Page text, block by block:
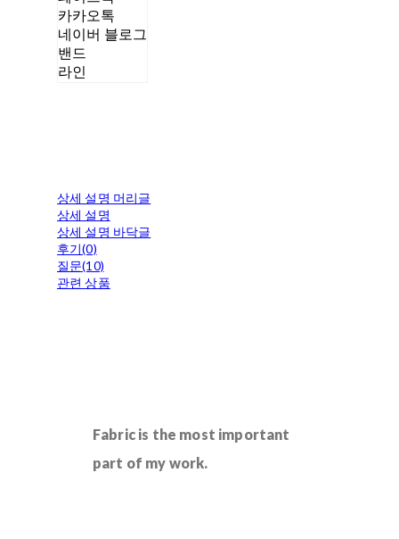
카카오톡
네이버 블로그
밴드
라인
상세 설명 머리글
상세 설명
상세 설명 바닥글
후기(0)
질문(10)
관련 상품
Fabric is the most important
part of my work.